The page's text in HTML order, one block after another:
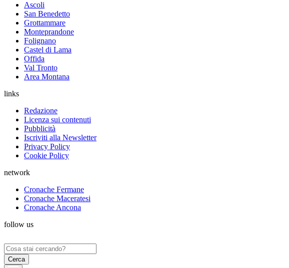
Ascoli
San Benedetto
Grottammare
Monteprandone
Folignano
Castel di Lama
Offida
Val Tronto
Area Montana
links
Redazione
Licenza sui contenuti
Pubblicità
Iscriviti alla Newsletter
Privacy Policy
Cookie Policy
network
Cronache Fermane
Cronache Maceratesi
Cronache Ancona
follow us
Ricerca
per: